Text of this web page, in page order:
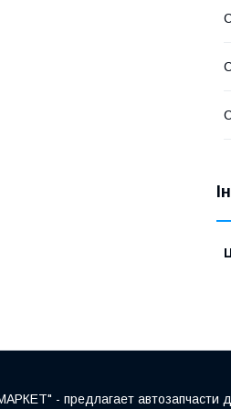
- предлагает автозапчасти